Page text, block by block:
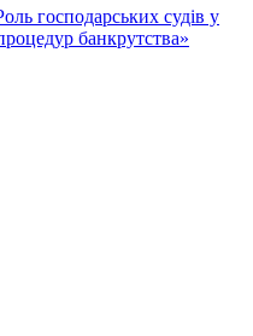
господарських судів у
банкрутства»